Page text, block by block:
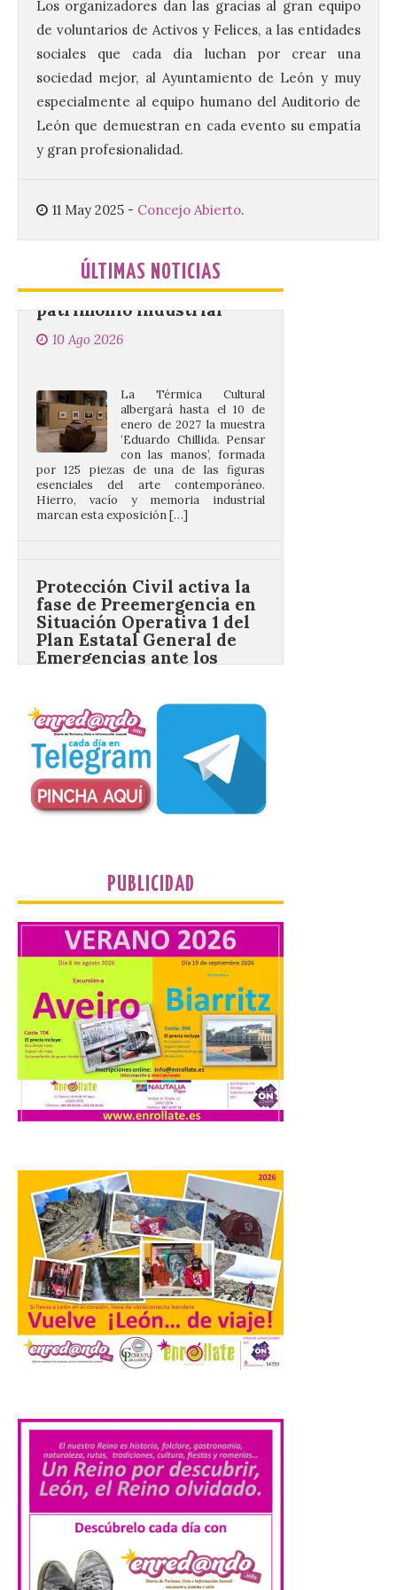
Los organizadores dan las gracias al gran equipo
de voluntarios de Activos y Felices, a las entidades
sociales que cada día luchan por crear una
sociedad mejor, al Ayuntamiento de León y muy
especialmente al equipo humano del Auditorio de
León que demuestran en cada evento su empatía
y gran profesionalidad.
11 May 2025 - Concejo Abierto.
ÚLTIMAS NOTICIAS
Diputación de León,
Gerardo Álvarez Courel, y
el vicepresidente Roberto
Aller han participado en el
acto institucional organizado con motivo
del Día de León. Organizada por la
Cámara de Comercio de Gijón, FIDMA es
una feria […]
gran proyecto expositivo
Eduardo Chillida con el
patrimonio industrial
10 Ago 2026
‘Eduardo Chillida. Pensar
con las manos’, formada
por 125 piezas de una de las figuras
esenciales del arte contemporáneo.
Hierro, vacío y memoria industrial
marcan esta exposición […]
Situación Operativa 1 del
Plan Estatal General de
Emergencias ante los
riesgos potenciales
asociados al eclipse
El dispositivo se refuerza
días antes del eclipse
solar total del 12 de
agosto, que atravesará
España de oeste a este, y
que movilizará a varios millones de
El Ayuntamiento de
Segovia presenta “Música
para un eclipse”, un
concierto único con
motivo del eclipse de sol
10 Ago 2026
La cita, que se celebrará el
12 de agosto en el
enlosado de la Catedral,
incluye el estreno absoluto
Segovia lanza el Premio Internacional de
Fotografía del Eclipse “Segovia bajo […]
València prepara un
operativo especial de
limpieza en las playas y el
punto de observación para
el eclipse solar del día 12
10 Ago 2026
coordinado este refuerzo
con el dispositivo de
seguridad, movilidad,
atención sanitaria y
protección civil previsto ante la elevada
afluencia. . El Ayuntamiento de València ha
dispuesto un operativo extraordinario de
limpieza y recogida de residuos con
motivo […]
PUBLICIDAD